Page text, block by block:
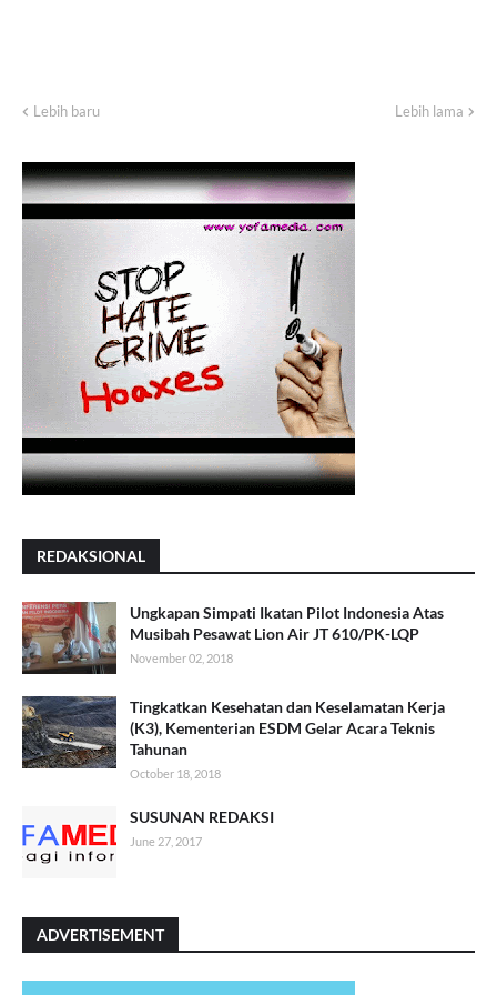
Lebih baru Lebih lama
REDAKSIONAL
Ungkapan Simpati Ikatan Pilot Indonesia Atas
Musibah Pesawat Lion Air JT 610/PK-LQP
November 02, 2018
Tingkatkan Kesehatan dan Keselamatan Kerja
(K3), Kementerian ESDM Gelar Acara Teknis
Tahunan
October 18, 2018
SUSUNAN REDAKSI
June 27, 2017
ADVERTISEMENT